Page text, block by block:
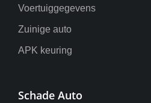
Voertuiggegevens
Zuinige auto
APK keuring
Schade Auto